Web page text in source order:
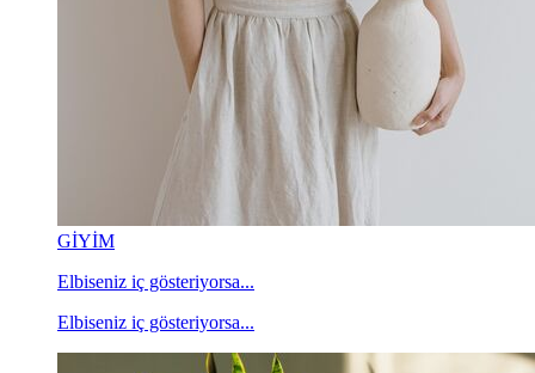
GİYİM
Elbiseniz iç gösteriyorsa...
Elbiseniz iç gösteriyorsa...